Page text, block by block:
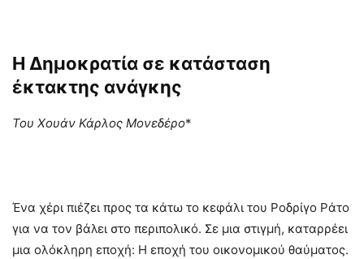
Η Δημοκρατία σε κατάσταση
έκτακτης ανάγκης
Του Χουάν Κάρλος Μονεδέρο*
Ένα χέρι πιέζει προς τα κάτω το κεφάλι του Ροδρίγο Ράτο
για να τον βάλει στο περιπολικό. Σε μια στιγμή, καταρρέει
μια ολόκληρη εποχή: Η εποχή του οικονομικού θαύματος.